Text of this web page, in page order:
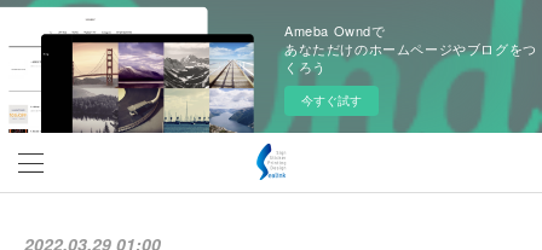
Ameba Owndで
あなただけのホームページやブログをつ
くろう
今すぐ試す
2022.03.29 01:00